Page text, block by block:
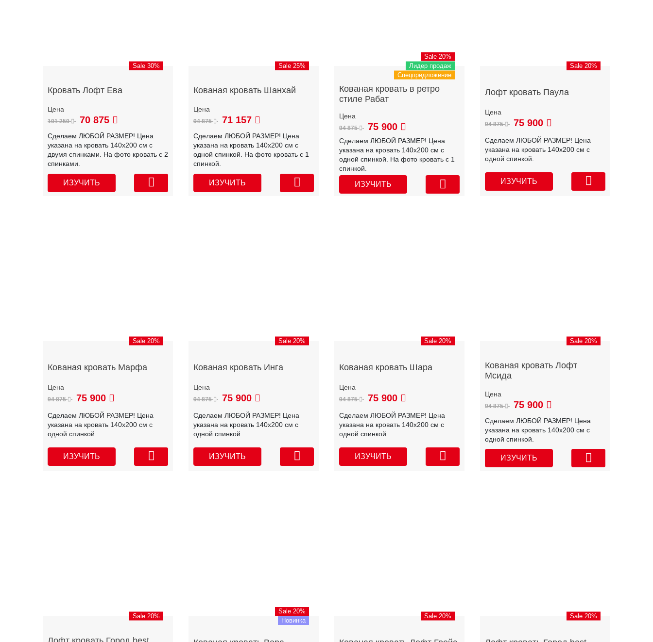
Sale 30%
Кровать Лофт Ева
101 250 70 875
Сделаем ЛЮБОЙ РАЗМЕР! Цена
указана на кровать 140х200 см с
двумя спинками. На фото кровать с 2
спинками.
ИЗУЧИТЬ
Sale 25%
Кованая кровать Шанхай
94 875 71 157
Сделаем ЛЮБОЙ РАЗМЕР! Цена
указана на кровать 140х200 см с
одной спинкой. На фото кровать с 1
спинкой.
ИЗУЧИТЬ
Sale 20%
Лидер продаж
Спецпредложение
Кованая кровать в ретро
стиле Рабат
94 875 75 900
Сделаем ЛЮБОЙ РАЗМЕР! Цена
указана на кровать 140х200 см с
одной спинкой. На фото кровать с 1
спинкой.
ИЗУЧИТЬ
Sale 20%
Лофт кровать Паула
94 875 75 900
Сделаем ЛЮБОЙ РАЗМЕР! Цена
указана на кровать 140х200 см с
одной спинкой.
ИЗУЧИТЬ
Sale 20%
Кованая кровать Марфа
94 875 75 900
Сделаем ЛЮБОЙ РАЗМЕР! Цена
указана на кровать 140х200 см с
одной спинкой.
ИЗУЧИТЬ
Sale 20%
Кованая кровать Инга
94 875 75 900
Сделаем ЛЮБОЙ РАЗМЕР! Цена
указана на кровать 140х200 см с
одной спинкой.
ИЗУЧИТЬ
Sale 20%
Кованая кровать Шара
94 875 75 900
Сделаем ЛЮБОЙ РАЗМЕР! Цена
указана на кровать 140х200 см с
одной спинкой.
ИЗУЧИТЬ
Sale 20%
Кованая кровать Лофт
Мсида
94 875 75 900
Сделаем ЛЮБОЙ РАЗМЕР! Цена
указана на кровать 140х200 см с
одной спинкой.
ИЗУЧИТЬ
Sale 20%
Sale 20%
Новинка
Sale 20% Sale 20%